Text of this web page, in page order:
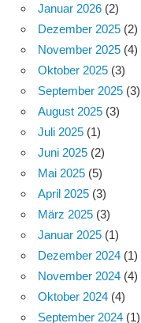
Januar 2026 (2)
Dezember 2025 (2)
November 2025 (4)
Oktober 2025 (3)
September 2025 (3)
August 2025 (3)
Juli 2025 (1)
Juni 2025 (2)
Mai 2025 (5)
April 2025 (3)
März 2025 (3)
Januar 2025 (1)
Dezember 2024 (1)
November 2024 (4)
Oktober 2024 (4)
September 2024 (1)